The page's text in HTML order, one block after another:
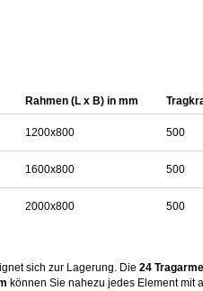
Rahmen (L x B) in mm
1200x800 500
1600x800 500
2000x800 500
sich zur Lagerung. Die 24 Tragarme
können Sie nahezu jedes Element mit